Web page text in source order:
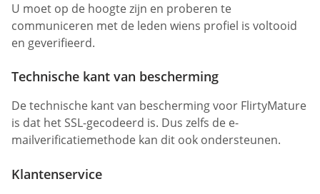
U moet op de hoogte zijn en proberen te
communiceren met de leden wiens profiel is voltooid
en geverifieerd.
Technische kant van bescherming
De technische kant van bescherming voor FlirtyMature
is dat het SSL-gecodeerd is. Dus zelfs de e-
mailverificatiemethode kan dit ook ondersteunen.
Klantenservice